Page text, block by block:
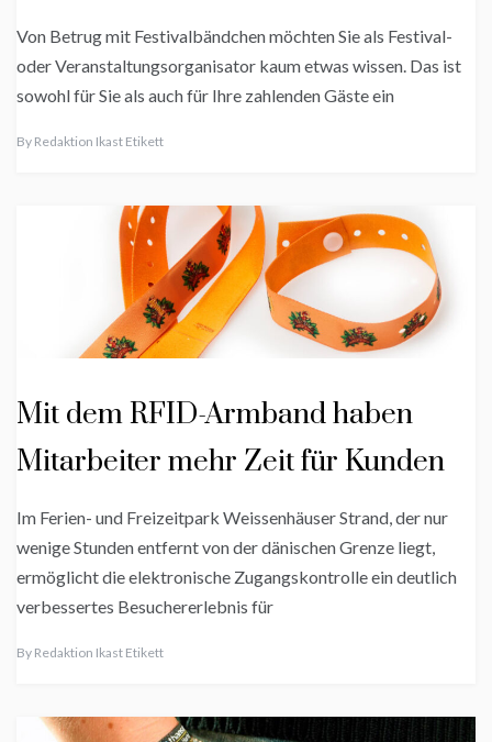
Von Betrug mit Festivalbändchen möchten Sie als Festival-
oder Veranstaltungsorganisator kaum etwas wissen. Das ist
sowohl für Sie als auch für Ihre zahlenden Gäste ein
By Redaktion Ikast Etikett
Mit dem RFID-Armband haben
Mitarbeiter mehr Zeit für Kunden
Im Ferien- und Freizeitpark Weissenhäuser Strand, der nur
wenige Stunden entfernt von der dänischen Grenze liegt,
ermöglicht die elektronische Zugangskontrolle ein deutlich
verbessertes Besuchererlebnis für
By Redaktion Ikast Etikett